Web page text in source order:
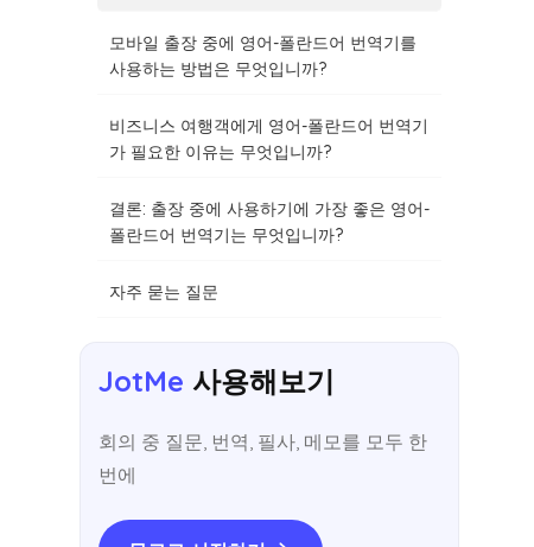
모바일 출장 중에 영어-폴란드어 번역기를
사용하는 방법은 무엇입니까?
비즈니스 여행객에게 영어-폴란드어 번역기
가 필요한 이유는 무엇입니까?
결론: 출장 중에 사용하기에 가장 좋은 영어-
폴란드어 번역기는 무엇입니까?
자주 묻는 질문
JotMe 사용해보기
회의 중 질문, 번역, 필사, 메모를 모두 한
번에